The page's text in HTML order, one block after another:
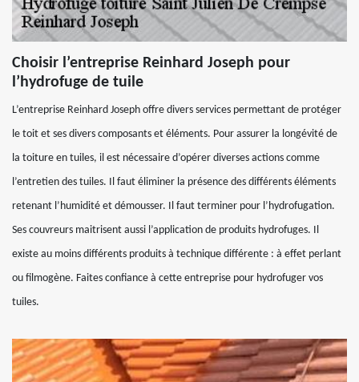
Choisir l’entreprise Reinhard Joseph pour
l’hydrofuge de tuile
L’entreprise Reinhard Joseph offre divers services permettant de protéger
le toit et ses divers composants et éléments. Pour assurer la longévité de
la toiture en tuiles, il est nécessaire d’opérer diverses actions comme
l’entretien des tuiles. Il faut éliminer la présence des différents éléments
retenant l’humidité et démousser. Il faut terminer pour l’hydrofugation.
Ses couvreurs maitrisent aussi l’application de produits hydrofuges. Il
existe au moins différents produits à technique différente : à effet perlant
ou filmogène. Faites confiance à cette entreprise pour hydrofuger vos
tuiles.